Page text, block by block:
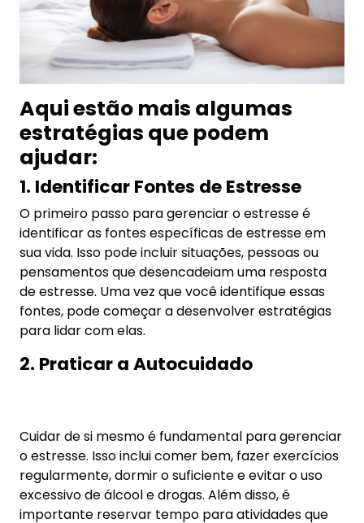
2. Praticar a Autocuidado
Cuidar de si mesmo é fundamental para gerenciar
o estresse. Isso inclui comer bem, fazer exercícios
regularmente, dormir o suficiente e evitar o uso
excessivo de álcool e drogas. Além disso, é
importante reservar tempo para atividades que
você gosta, como hobbies e passatempos.
3. Praticar a Respiração Profunda e
a Meditação
A respiração profunda e a meditação são técnicas
eficazes para reduzir o estresse e promover a
calma. A respiração profunda envolve inspirar
lentamente pelo nariz, segurando a respiração
por alguns segundos e, em seguida, expirando
lentamente pela boca. A meditação envolve focar
atividade, e pode ajudar a reduzir a ansiedade e a
Estabelecer limites saudáveis com os outros é
importante para proteger sua saúde mental e
emocional. Isso pode incluir aprender a dizer “não”
quando necessário, definir limites claros sobre o